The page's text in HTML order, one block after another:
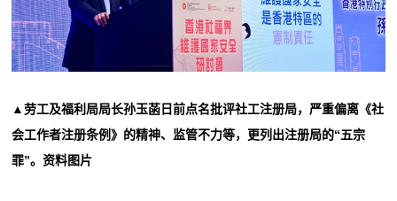
▲劳工及福利局局长孙玉菡日前点名批评社工注册局，严重偏离《社
会工作者注册条例》的精神、监管不力等，更列出注册局的“五宗
罪”。资料图片